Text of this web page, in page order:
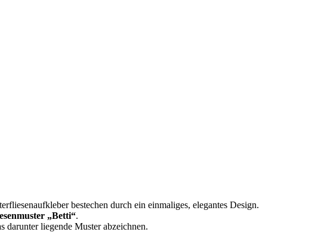
bestechen durch ein einmaliges, elegantes Design.
„Betti“.
liegende Muster abzeichnen.